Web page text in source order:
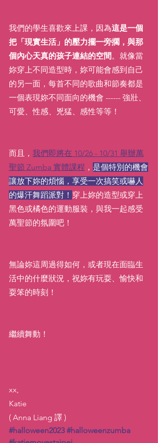
我們的學生喜歡來上課，因為這是一個
把「現實生活」的壓力擺一旁擱，與那
個內心天真的孩子連結的空間。就像當
妳穿上不同造型時，妳可能會感到自己
的另一面，每首不同的歌曲和節奏都是
一個表現妳不同面向的機會 ------ 強壯、
可愛、性感、兇猛、感性等等！
而且， 我們即將在 10/26 - 10/31 舉辦萬
聖節 Zumba 實體課程 ， 是個特別的機會
讓放下妳的煩惱，享受一次搞笑或嚇人
的爆汗舞蹈派對！ 穿上妳的造型或穿上
黑色或橘色的運動服裝，與我一起感受
萬聖節的氛圍吧！
無論妳這周過得如何，或者現在面臨生
活中的什麼狀況，祝妳有玩耍、愉快和
耍笨的時刻！
繼續舞動！
xx,
Katie
( Anna Liang 譯 )
#halloween2023 #halloweenzumba